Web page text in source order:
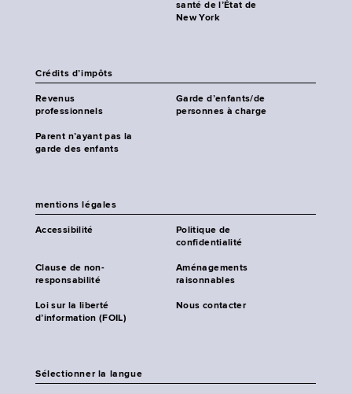
santé de l’État de
New York
Crédits d’impôts
Revenus
professionnels
Garde d’enfants/de
personnes à charge
Parent n’ayant pas la
garde des enfants
mentions légales
Accessibilité
Politique de
confidentialité
Clause de non-
responsabilité
Aménagements
raisonnables
Loi sur la liberté
d’information (FOIL)
Nous contacter
Sélectionner la langue